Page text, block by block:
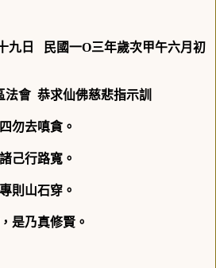
九日 民國一O三年歲次甲午六月初
法會 恭求仙佛慈悲指示訓
勿去嗔貪。
己行路寬。
則山石穿。
是乃真修賢。